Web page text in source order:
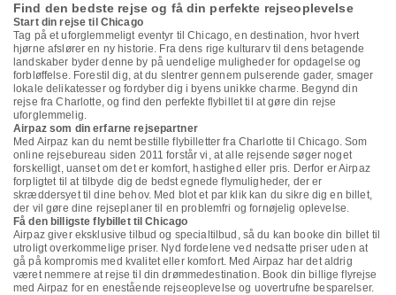
Find den bedste rejse og få din perfekte rejseoplevelse
Start din rejse til Chicago
Tag på et uforglemmeligt eventyr til Chicago, en destination, hvor hvert
hjørne afslører en ny historie. Fra dens rige kulturarv til dens betagende
landskaber byder denne by på uendelige muligheder for opdagelse og
forbløffelse. Forestil dig, at du slentrer gennem pulserende gader, smager
lokale delikatesser og fordyber dig i byens unikke charme. Begynd din
rejse fra Charlotte, og find den perfekte flybillet til at gøre din rejse
uforglemmelig.
Airpaz som din erfarne rejsepartner
Med Airpaz kan du nemt bestille flybilletter fra Charlotte til Chicago. Som
online rejsebureau siden 2011 forstår vi, at alle rejsende søger noget
forskelligt, uanset om det er komfort, hastighed eller pris. Derfor er Airpaz
forpligtet til at tilbyde dig de bedst egnede flymuligheder, der er
skræddersyet til dine behov. Med blot et par klik kan du sikre dig en billet,
der vil gøre dine rejseplaner til en problemfri og fornøjelig oplevelse.
Få den billigste flybillet til Chicago
Airpaz giver eksklusive tilbud og specialtilbud, så du kan booke din billet til
utroligt overkommelige priser. Nyd fordelene ved nedsatte priser uden at
gå på kompromis med kvalitet eller komfort. Med Airpaz har det aldrig
været nemmere at rejse til din drømmedestination. Book din billige flyrejse
med Airpaz for en enestående rejseoplevelse og uovertrufne besparelser.